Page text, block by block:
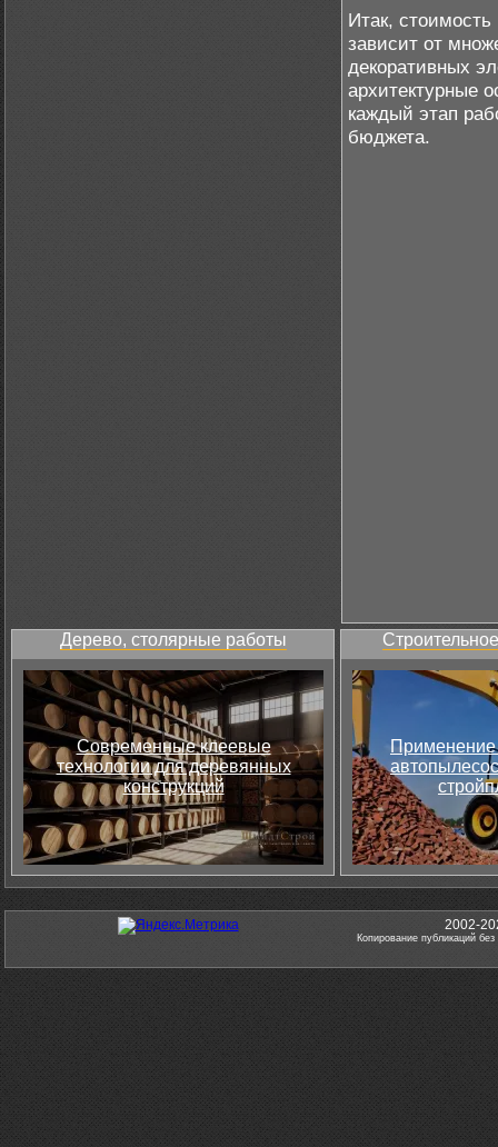
Итак,
зависит от
декоративных
архитектурные
каждый этап
бюджета.
Дерево, столярные работы
Современные клеевые
технологии для деревянных
конструкций
Применение
2002-
Копирование публикаций